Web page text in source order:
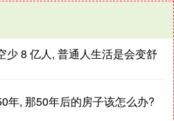
少 8 亿人, 普通人生活是会变舒
年, 那50年后的房子该怎么办?